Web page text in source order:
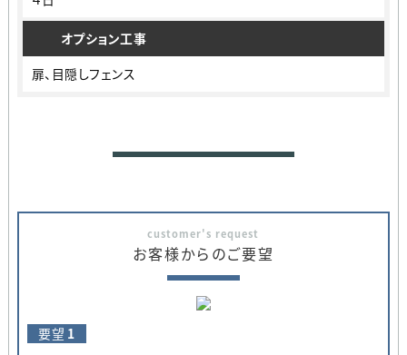
オプション工事
扉、目隠しフェンス
customer's request
お客様からのご要望
要望 1